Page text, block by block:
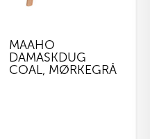
MAAHO
DAMASKDUG
COAL, MØRKEGRÅ